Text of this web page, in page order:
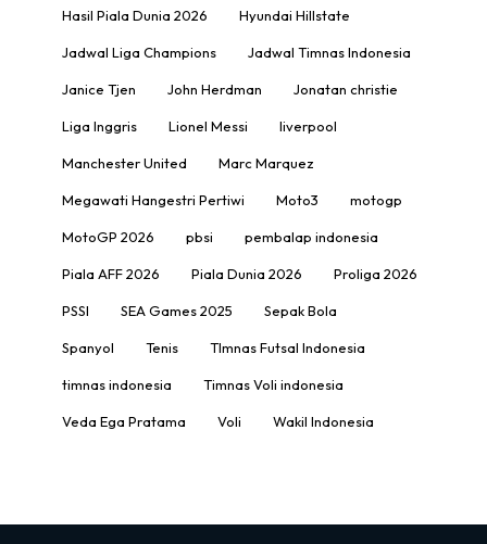
Hasil Piala Dunia 2026 Hyundai Hillstate
Jadwal Liga Champions Jadwal Timnas Indonesia
Janice Tjen John Herdman Jonatan christie
Liga Inggris Lionel Messi liverpool
Manchester United Marc Marquez
Megawati Hangestri Pertiwi Moto3 motogp
MotoGP 2026 pbsi pembalap indonesia
Piala AFF 2026 Piala Dunia 2026 Proliga 2026
PSSI SEA Games 2025 Sepak Bola
Spanyol Tenis TImnas Futsal Indonesia
timnas indonesia Timnas Voli indonesia
Veda Ega Pratama Voli Wakil Indonesia